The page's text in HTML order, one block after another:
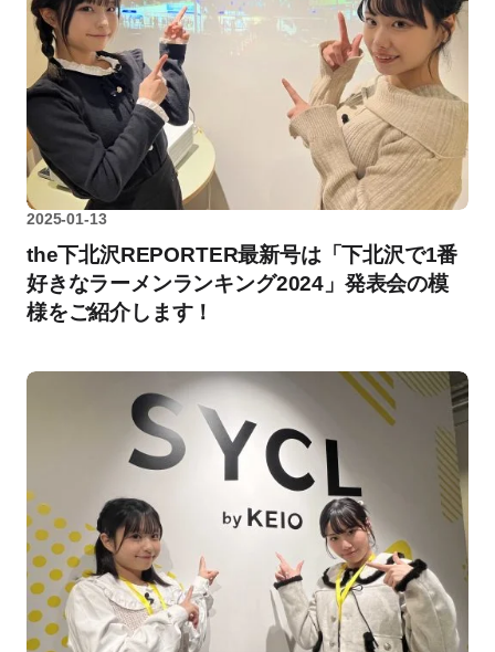
2025-01-13
the下北沢REPORTER最新号は「下北沢で1番
好きなラーメンランキング2024」発表会の模
様をご紹介します！